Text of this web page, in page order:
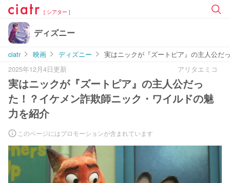
[ シアター ]
ディズニー
ciatr 映画 ディズニー
実はニックが『ズートピア』の主人公だ
2025年12月4日更新
アリタエミコ
実はニックが『ズートピア』の主人公だっ
た！？イケメン詐欺師ニック・ワイルドの魅
力を紹介
このページにはプロモーションが含まれています